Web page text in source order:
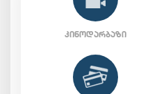
ᲙᲘᲜᲝᲓᲐᲠᲑᲐᲖᲘ